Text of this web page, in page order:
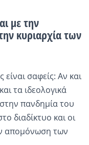
με την
κυριαρχία των
σαφείς: Αν και
τα ιδεολογικά
πανδημία του
διαδίκτυο και οι
απομόνωση των